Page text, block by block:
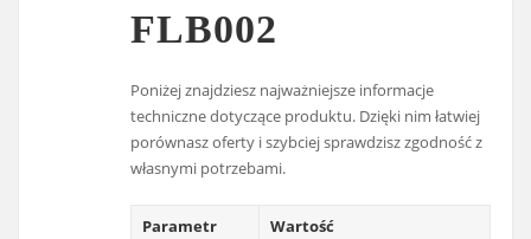
FLB002
Poniżej znajdziesz najważniejsze informacje
techniczne dotyczące produktu. Dzięki nim łatwiej
porównasz oferty i szybciej sprawdzisz zgodność z
własnymi potrzebami.
Parametr
Wartość